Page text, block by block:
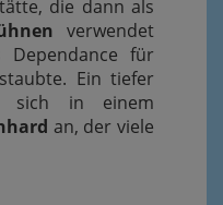
die dann als
verwendet
für
Ein tiefer
sich in einem
an, der viele